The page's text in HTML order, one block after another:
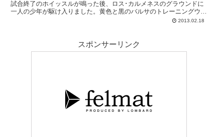
試合終了のホイッスルが鳴った後、ロス･カルメネスのグラウンドに
一人の少年が駆け入りました。黄色と黒のバルサのトレーニングウェ
2013.02.18
スポンサーリンク